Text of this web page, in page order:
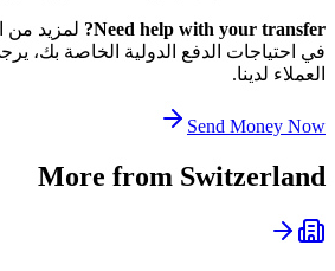
Need help with your transfer?
لمزيد من
في احتياجات الدفع الدولية الخاصة بك،
العملاء لدينا.
Send Money Now
More from Switzerland